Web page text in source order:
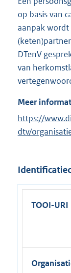
op basis van
aanpak
DTenV
van
Meer
E
x
r
n
https://
dtv/
TOOI-URI